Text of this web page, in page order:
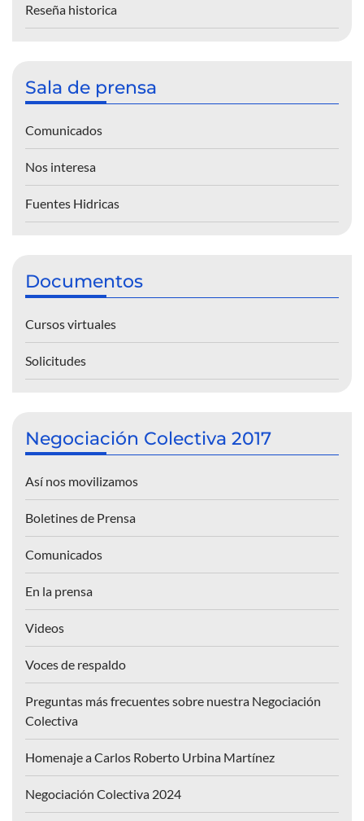
Reseña historica
Sala de prensa
Comunicados
Nos interesa
Fuentes Hidricas
Documentos
Cursos virtuales
Solicitudes
Negociación Colectiva 2017
Así nos movilizamos
Boletines de Prensa
Comunicados
En la prensa
Videos
Voces de respaldo
Preguntas más frecuentes sobre nuestra Negociación
Colectiva
Homenaje a Carlos Roberto Urbina Martínez
Negociación Colectiva 2024